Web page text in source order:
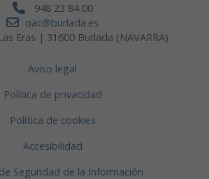
948 23 84 00
oac@burlada.es
Eras | 31600 Burlada (NAVARRA)
Aviso legal
Política de privacidad
Política de cookies
Accesibilidad
Seguridad de la Información